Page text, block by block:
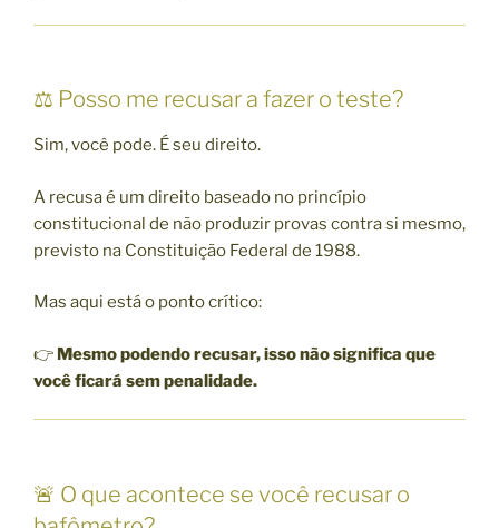
⚖️ Posso me recusar a fazer o teste?
Sim, você pode. É seu direito.
A recusa é um direito baseado no princípio
constitucional de não produzir provas contra si mesmo,
previsto na Constituição Federal de 1988.
Mas aqui está o ponto crítico:
👉 Mesmo podendo recusar, isso não significa que
você ficará sem penalidade.
🚨 O que acontece se você recusar o